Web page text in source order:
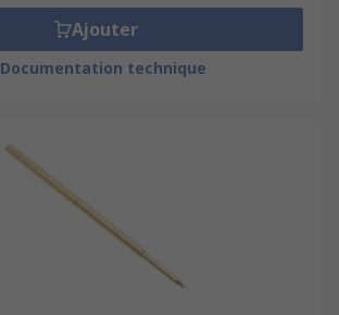
Ajouter
Documentation technique